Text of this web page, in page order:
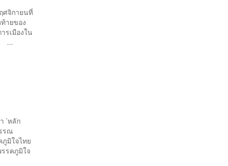
ศจิกายนที่
ายของ
รเมืองใน
...
’หลัก
รณ
ภูมิใจไทย
รคภูมิใจ